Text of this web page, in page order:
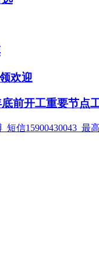
欢迎
前开工重要节点
短信15900430043 最